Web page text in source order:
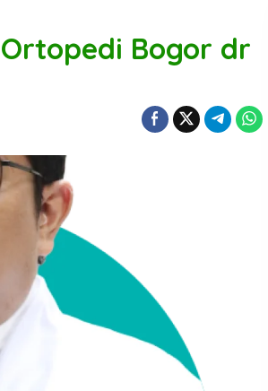
Bogor dr